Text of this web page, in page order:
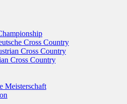
Cross Country
Cross Country
Cross Country
Meisterschaft